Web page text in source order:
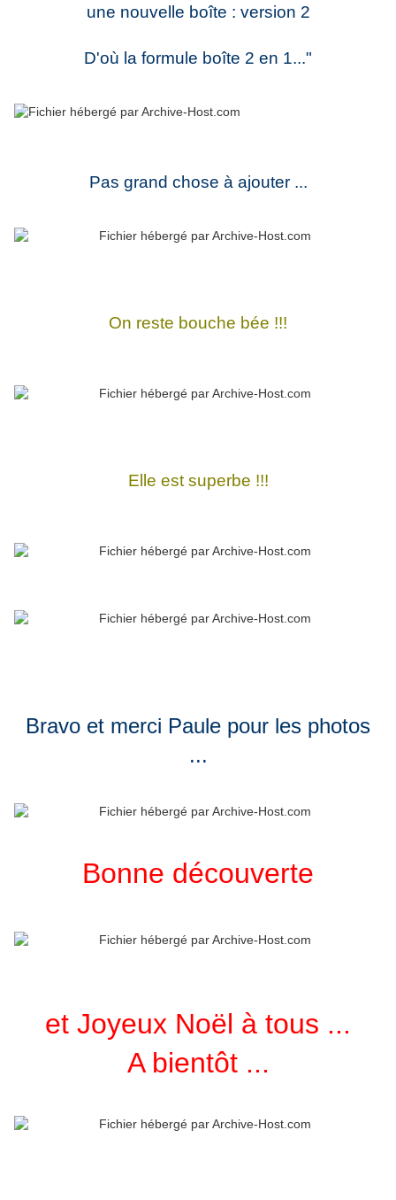
une nouvelle boîte : version 2
D'où la formule boîte 2 en 1..."
Pas grand chose à ajouter ...
On reste bouche bée !!!
Elle est superbe !!!
Bravo et merci Paule pour les photos
...
Bonne découverte
et Joyeux Noël à tous ...
A bientôt ...